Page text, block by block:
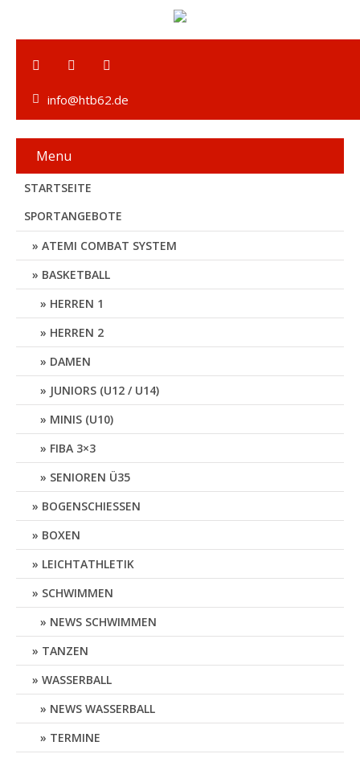
info@htb62.de
Menu
STARTSEITE
SPORTANGEBOTE
ATEMI COMBAT SYSTEM
BASKETBALL
HERREN 1
HERREN 2
DAMEN
JUNIORS (U12 / U14)
MINIS (U10)
FIBA 3×3
SENIOREN Ü35
BOGENSCHIESSEN
BOXEN
LEICHTATHLETIK
SCHWIMMEN
NEWS SCHWIMMEN
TANZEN
WASSERBALL
NEWS WASSERBALL
TERMINE